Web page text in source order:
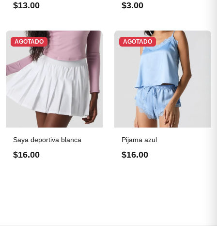
$13.00 $3.00
AGOTADO
Saya deportiva blanca
$16.00
AGOTADO
Pijama azul
$16.00